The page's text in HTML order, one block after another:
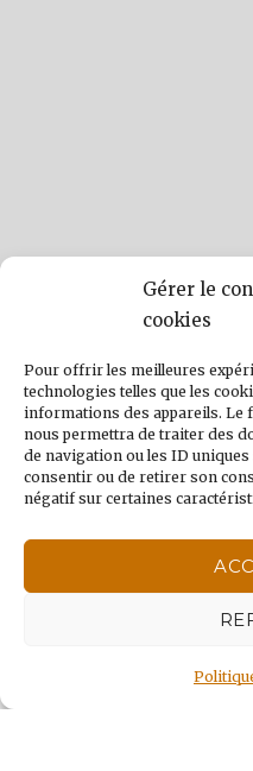
Gérer le
cookies
Pour offrir les meilleures
technologies telles que les
informations des appareils. Le
nous permettra de traiter des
de navigation ou les ID uniques
consentir ou de retirer son
négatif sur certaines